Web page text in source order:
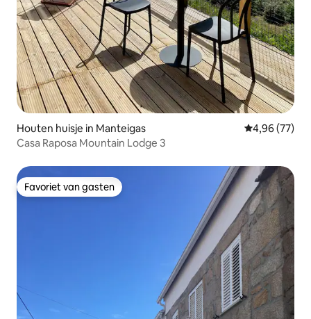
Houten huisje in Manteigas Gemiddelde
4,96 (77)
Casa Raposa Mountain Lodge 3
Favoriet van gasten
Favoriet van gasten